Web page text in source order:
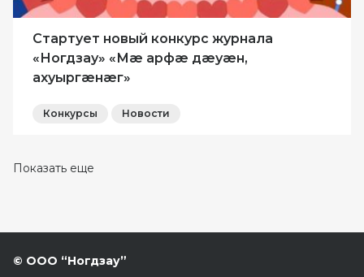
Стартует новый конкурс журнала
«Ногдзау» «Мæ арфæ дæуæн,
ахуыргæнæг»
Конкурсы Новости
Показать еще
© ООО “Ногдзау”